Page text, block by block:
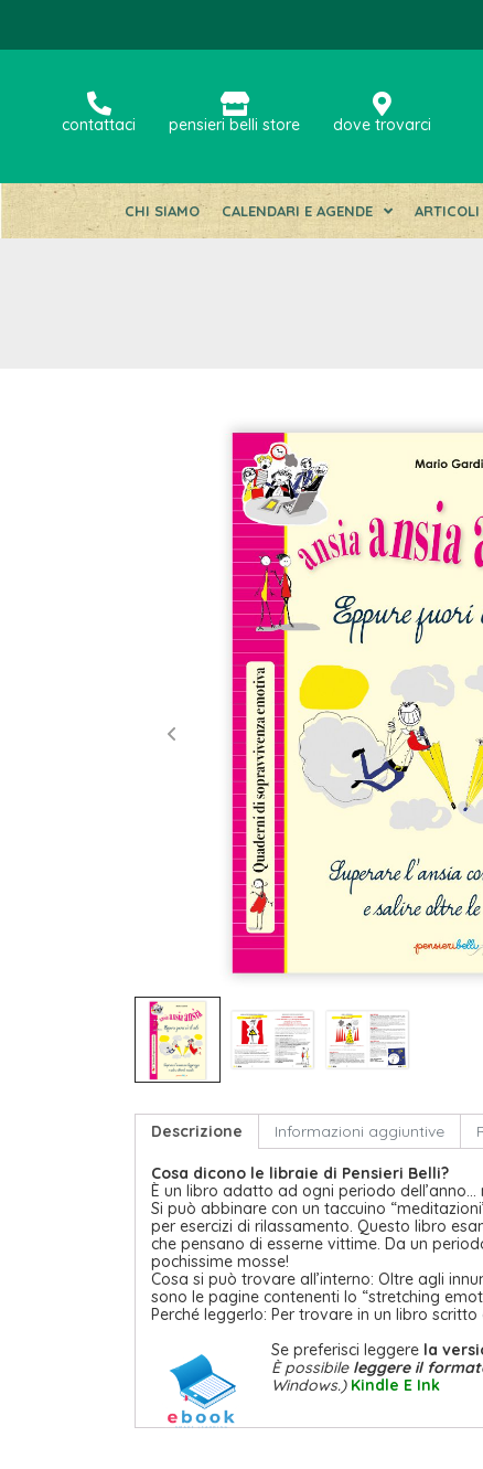
contattaci pensieri belli store dove trovarci
CHI SIAMO CALENDARI E AGENDE ARTICOLI
Descrizione Informazioni aggiuntive
Cosa dicono le libraie di Pensieri Belli?
È un libro adatto ad ogni periodo
Si può abbinare con un taccuino
per esercizi di rilassamento. Questo libro
che pensano di esserne vittime. Da un
pochissime mosse!
Cosa si può trovare all’interno: Oltre agli
sono le pagine contenenti lo “stretching
Perché leggerlo: Per trovare in un libro
Se preferisci leggere la
È possibile leggere il
Windows.) Kindle E Ink